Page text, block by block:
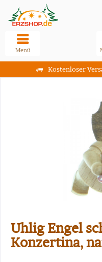
Kostenloser
Menü
Uhlig Engel
Konzertina,